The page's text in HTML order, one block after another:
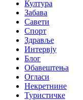
Култура
Забава
Савети
Спорт
Здравље
Интервју
Блог
Обавештења
Огласи
Некретнине
Туристичке